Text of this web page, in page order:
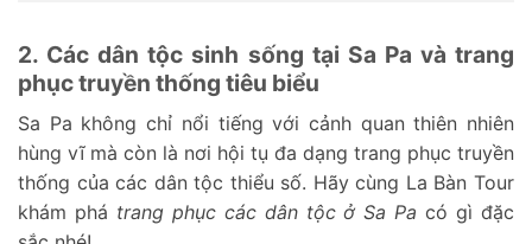
2. Các dân tộc sinh sống tại Sa Pa và trang
phục truyền thống tiêu biểu
Sa Pa không chỉ nổi tiếng với cảnh quan thiên nhiên
hùng vĩ mà còn là nơi hội tụ đa dạng trang phục truyền
thống của các dân tộc thiểu số. Hãy cùng La Bàn Tour
khám phá trang phục các dân tộc ở Sa Pa có gì đặc